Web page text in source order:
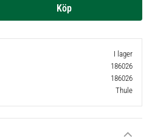
I lager
186026
186026
Thule